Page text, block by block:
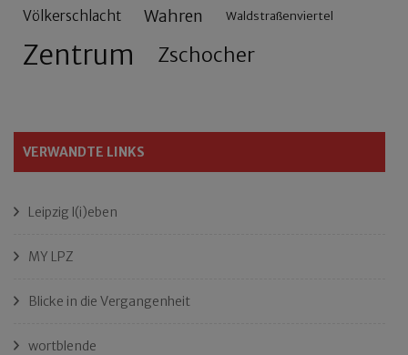
Völkerschlacht Wahren Waldstraßenviertel
Zentrum Zschocher
VERWANDTE LINKS
Leipzig l(i)eben
MY LPZ
Blicke in die Vergangenheit
wortblende